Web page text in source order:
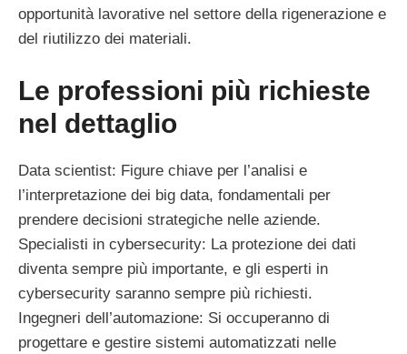
opportunità lavorative nel settore della rigenerazione e
del riutilizzo dei materiali.
Le professioni più richieste
nel dettaglio
Data scientist: Figure chiave per l’analisi e
l’interpretazione dei big data, fondamentali per
prendere decisioni strategiche nelle aziende.
Specialisti in cybersecurity: La protezione dei dati
diventa sempre più importante, e gli esperti in
cybersecurity saranno sempre più richiesti.
Ingegneri dell’automazione: Si occuperanno di
progettare e gestire sistemi automatizzati nelle